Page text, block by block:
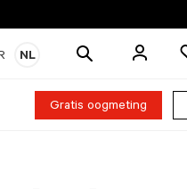
NL
Zoek
Gratis oogmeting